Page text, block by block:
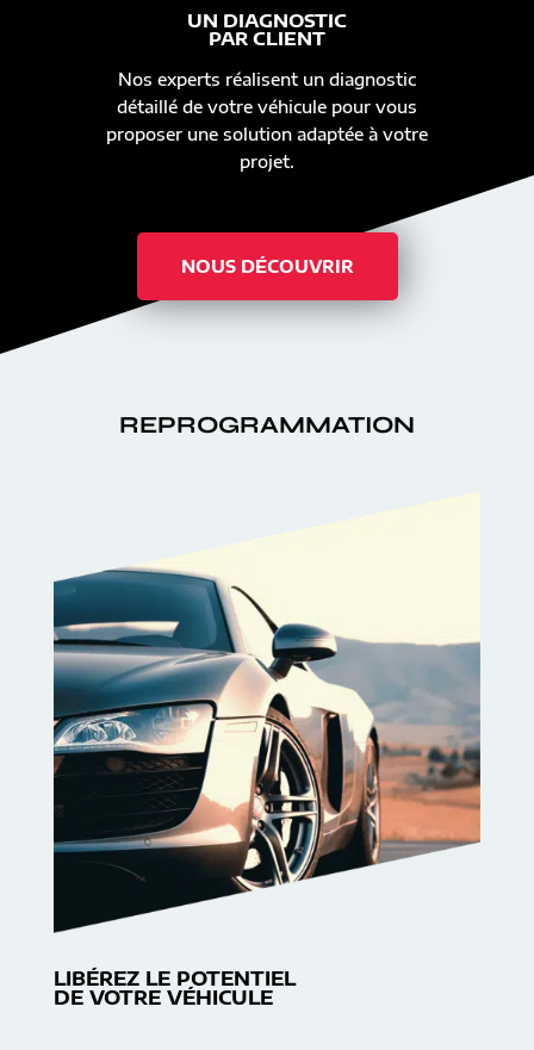
UN DIAGNOSTIC
PAR CLIENT
Nos experts réalisent un diagnostic
détaillé de votre véhicule pour vous
proposer une solution adaptée à votre
projet.
NOUS DÉCOUVRIR
REPROGRAMMATION
LIBÉREZ LE POTENTIEL
DE VOTRE VÉHICULE